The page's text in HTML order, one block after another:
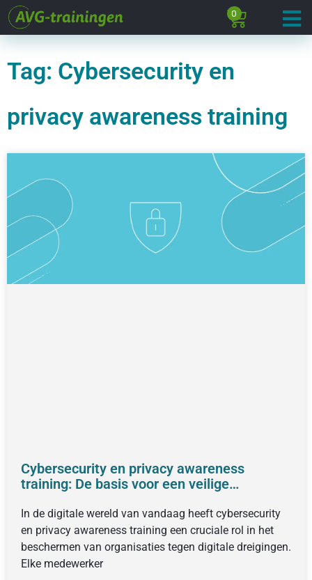
0
Tag: Cybersecurity en
privacy awareness training
Cybersecurity en privacy awareness
training: De basis voor een veilige
In de digitale wereld van vandaag heeft cybersecurity
en privacy awareness training een cruciale rol in het
beschermen van organisaties tegen digitale dreigingen.
Elke medewerker